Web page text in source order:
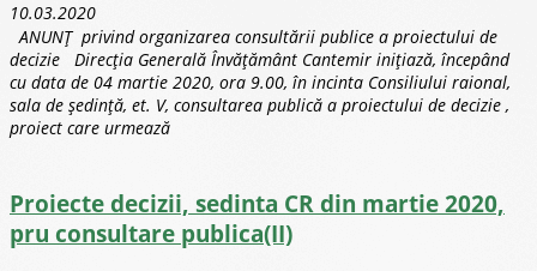
10.03.2020
ANUNȚ privind organizarea consultării publice a proiectului de
decizie Direcția Generală Învățământ Cantemir inițiază, începând
cu data de 04 martie 2020, ora 9.00, în incinta Consiliului raional,
sala de ședință, et. V, consultarea publică a proiectului de decizie ,
proiect care urmează
Proiecte decizii, sedinta CR din martie 2020,
pru consultare publica(II)